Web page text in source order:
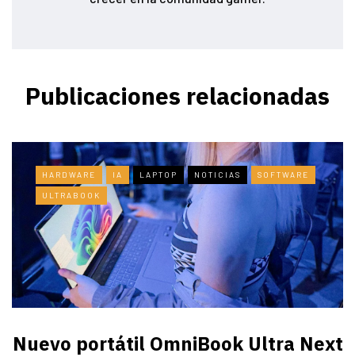
Publicaciones relacionadas
HARDWARE IA LAPTOP NOTICIAS SOFTWARE
ULTRABOOK
Nuevo portátil OmniBook Ultra ​Next